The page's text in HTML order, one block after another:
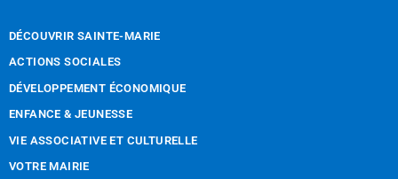
DÉCOUVRIR SAINTE-MARIE
ACTIONS SOCIALES
DÉVELOPPEMENT ÉCONOMIQUE
ENFANCE & JEUNESSE
VIE ASSOCIATIVE ET CULTURELLE
VOTRE MAIRIE